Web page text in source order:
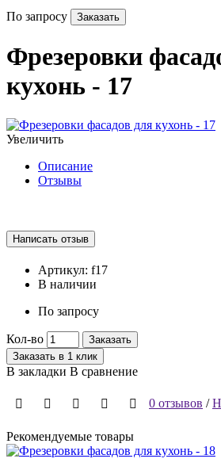
По запросу Заказать
Фрезеровки
кухонь - 17
Увеличить
Описание
Отзывы
Артикул: f17
В наличии
По запросу
Кол-во
Заказать
Заказать в 1 клик
В закладки В сравнение
0 отзывов /
Рекомендуемые товары